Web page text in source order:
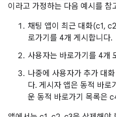
이라고 가정하는 다음 예시를 참
채팅 앱이 최근 대화(c1,
로가기를 4개 게시합니다.
사용자는 바로가기를 4개
나중에 사용자가 추가 대
다. 게시자 앱은 동적 바로
운 동적 바로가기 목록은